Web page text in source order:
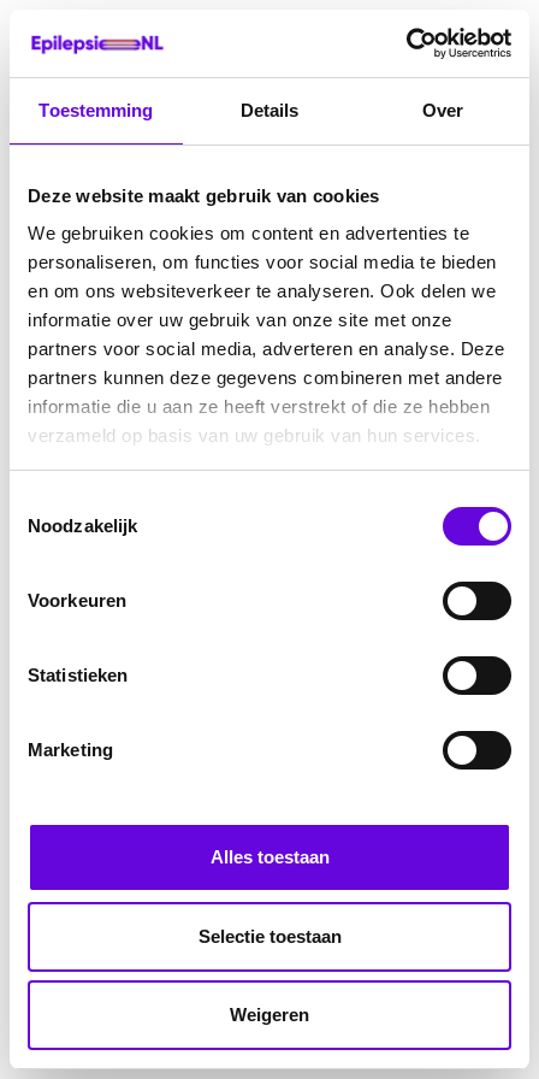
Toestemming Details Over
Deze website maakt gebruik van cookies
We gebruiken cookies om content en advertenties te
personaliseren, om functies voor social media te bieden
en om ons websiteverkeer te analyseren. Ook delen we
informatie over uw gebruik van onze site met onze
partners voor social media, adverteren en analyse. Deze
partners kunnen deze gegevens combineren met andere
informatie die u aan ze heeft verstrekt of die ze hebben
verzameld op basis van uw gebruik van hun services.
Noodzakelijk
Voorkeuren
Statistieken
Marketing
Alles toestaan
Selectie toestaan
Weigeren